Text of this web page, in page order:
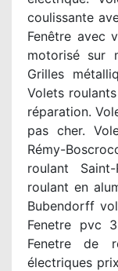
coulissante
Fenêtre avec
motorisé sur
Grilles
Volets
réparation.
pas cher.
Rémy-
roulant
roulant en
Bubendorff
Fenetre pvc
Fenetre de
électriques